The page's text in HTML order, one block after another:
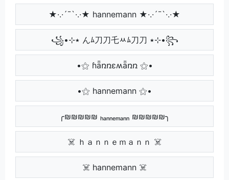
★·.·´¯`·.·★ hannemann ★·.·´¯`·.·★
꧁•⊹٭ んﾑ刀刀乇ﾶﾑ刀刀 ٭⊹•꧂
•⚝ ɦǟռռɛʍǟռռ ⚝•
•⚝ hannemann ⚝•
╭₪₪₪₪₪ ₕₐₙₙₑₘₐₙₙ ₪₪₪₪₪╮
☠️ ｈａｎｎｅｍａｎｎ ☠️
☠️ hannemann ☠️